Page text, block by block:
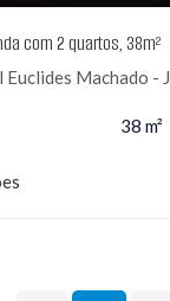
com 2 quartos, 38m²
Machado - Jardim
38 m²